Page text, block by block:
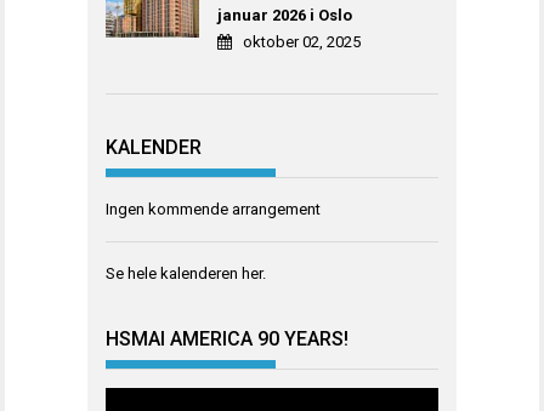
januar 2026 i Oslo
oktober 02, 2025
KALENDER
Ingen kommende arrangement
Se hele kalenderen her.
HSMAI AMERICA 90 YEARS!